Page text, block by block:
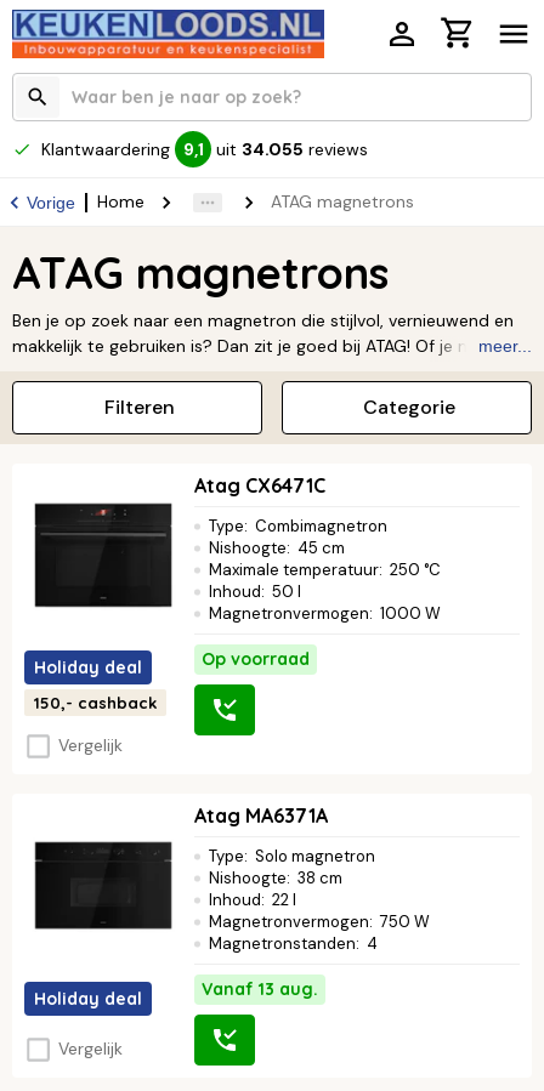
Klantwaardering 9,1 uit 34.055 reviews
Vorige Home ATAG magnetrons
ATAG magnetrons
Ben je op zoek naar een magnetron die stijlvol, vernieuwend en
makkelijk te gebruiken is? Dan zit je goed bij ATAG! Of je nu snel
ATAG heeft de perfecte magnetron voor jou. Je kunt kiezen uit
solo magnetrons of combimagnetrons, allemaal met handige
functies die koken nog leuker maken. En met hun strakke design
zien ze er in elke keuken fantastisch uit. Neem een kijkje in het
assortiment en vind jouw ideale keukenhulp.
meer...
Categorie
Filteren
Holiday deal
150,- cashback
Vergelijk
Atag CX6471C
Type: Combimagnetron
Nishoogte: 45 cm
Maximale temperatuur: 250 °C
Inhoud: 50 l
Magnetronvermogen: 1000 W
Op voorraad
Holiday deal
Vergelijk
Atag MA6371A
Type: Solo magnetron
Nishoogte: 38 cm
Inhoud: 22 l
Magnetronvermogen: 750 W
Magnetronstanden: 4
Vanaf 13 aug.